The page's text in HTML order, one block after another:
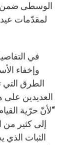
الوسطى ضمن
لمقدّمات عيد
في
وإخفاء
الطرق التي
العديدين على
“لأنّ حرّية
إلى كثير من
الثبات